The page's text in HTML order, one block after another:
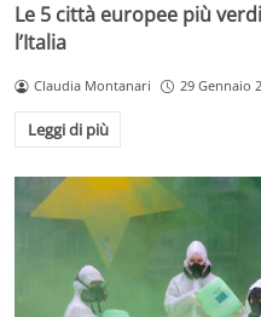
Le 5 città europee più
l’Italia
Claudia Montanari 29 Gennaio
Leggi di più